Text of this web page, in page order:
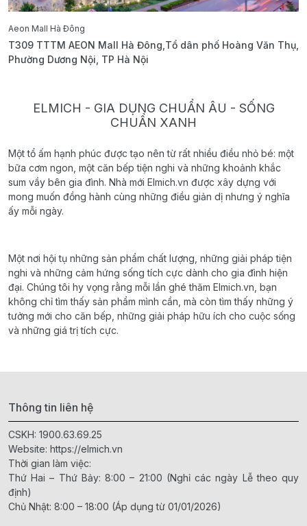
Aeon Mall Hà Đông
T309 TTTM AEON Mall Hà Đông,Tổ dân phố Hoàng Văn Thụ,
Phường Dương Nội, TP Hà Nội
ELMICH - GIA DỤNG CHUẨN ÂU - SỐNG
CHUẨN XANH
Một tổ ấm hạnh phúc được tạo nên từ rất nhiều điều nhỏ bé: một
bữa cơm ngon, một căn bếp tiện nghi và những khoảnh khắc
sum vầy bên gia đình. Nhà mới Elmich.vn được xây dựng với
mong muốn đồng hành cùng những điều giản dị nhưng ý nghĩa
ấy mỗi ngày.
Một nơi hội tụ những sản phẩm chất lượng, những giải pháp tiện
nghi và những cảm hứng sống tích cực dành cho gia đình hiện
đại. Chúng tôi hy vọng rằng mỗi lần ghé thăm Elmich.vn, bạn
không chỉ tìm thấy sản phẩm mình cần, mà còn tìm thấy những ý
tưởng mới cho căn bếp, những giải pháp hữu ích cho cuộc sống
và những giá trị tích cực.
Thông tin liên hệ
CSKH: 1900.63.69.25
Website: https://elmich.vn
Thời gian làm việc:
Thứ Hai – Thứ Bảy: 8:00 – 21:00 (Nghỉ các ngày Lễ theo quy
định)
Chủ Nhật: 8:00 – 18:00 (Áp dụng từ 01/01/2026)